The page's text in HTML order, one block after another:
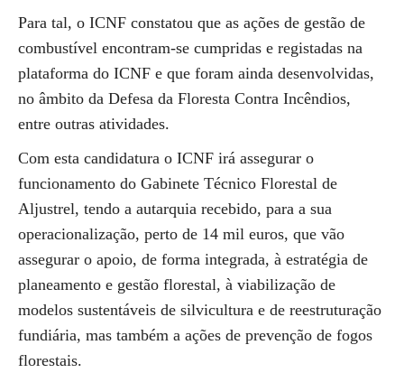
Para tal, o ICNF constatou que as ações de gestão de
combustível encontram-se cumpridas e registadas na
plataforma do ICNF e que foram ainda desenvolvidas,
no âmbito da Defesa da Floresta Contra Incêndios,
entre outras atividades.
Com esta candidatura o ICNF irá assegurar o
funcionamento do Gabinete Técnico Florestal de
Aljustrel, tendo a autarquia recebido, para a sua
operacionalização, perto de 14 mil euros, que vão
assegurar o apoio, de forma integrada, à estratégia de
planeamento e gestão florestal, à viabilização de
modelos sustentáveis de silvicultura e de reestruturação
fundiária, mas também a ações de prevenção de fogos
florestais.